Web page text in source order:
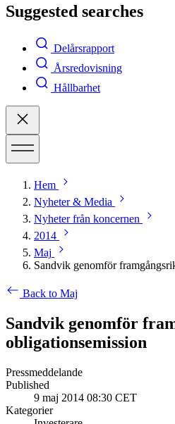
Suggested searches
Delårsrapport
Årsredovisning
Hållbarhet
Hem
Nyheter & Media
Nyheter från koncernen
2014
Maj
Sandvik genomför
Back to Maj
Sandvik genomför
obligationsemission
Pressmeddelande
Published
9 maj 2014 08:30 CET
Kategorier